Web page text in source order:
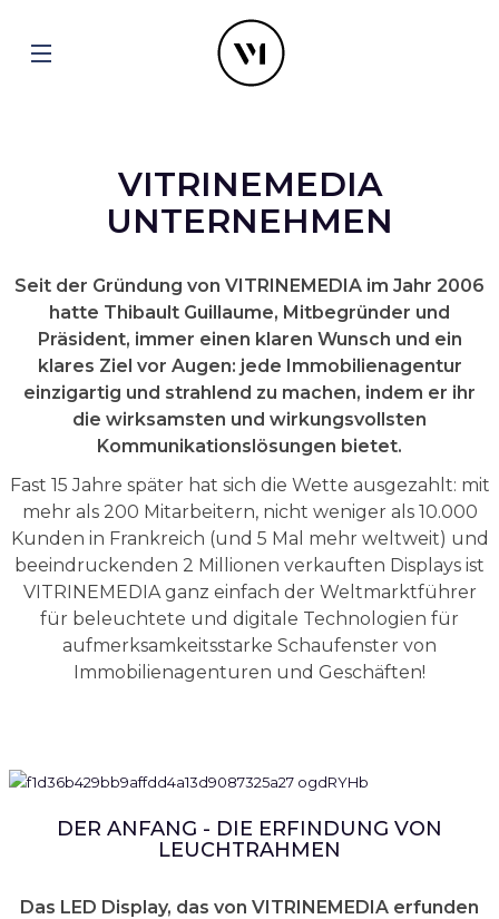
VITRINEMEDIA
UNTERNEHMEN
Seit der Gründung von VITRINEMEDIA im Jahr 2006
hatte Thibault Guillaume, Mitbegründer und
Präsident, immer einen klaren Wunsch und ein
klares Ziel vor Augen: jede Immobilienagentur
einzigartig und strahlend zu machen, indem er ihr
die wirksamsten und wirkungsvollsten
Kommunikationslösungen bietet.
Fast 15 Jahre später hat sich die Wette ausgezahlt: mit
mehr als 200 Mitarbeitern, nicht weniger als 10.000
Kunden in Frankreich (und 5 Mal mehr weltweit) und
beeindruckenden 2 Millionen verkauften Displays ist
VITRINEMEDIA ganz einfach der Weltmarktführer
für beleuchtete und digitale Technologien für
aufmerksamkeitsstarke Schaufenster von
Immobilienagenturen und Geschäften!
DER ANFANG - DIE ERFINDUNG VON
LEUCHTRAHMEN
Das LED Display, das von VITRINEMEDIA erfunden